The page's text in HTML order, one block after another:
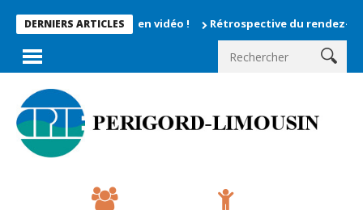
DERNIERS ARTICLES
moments enregistrés en vidéo ! Rétrospective du rendez-vous